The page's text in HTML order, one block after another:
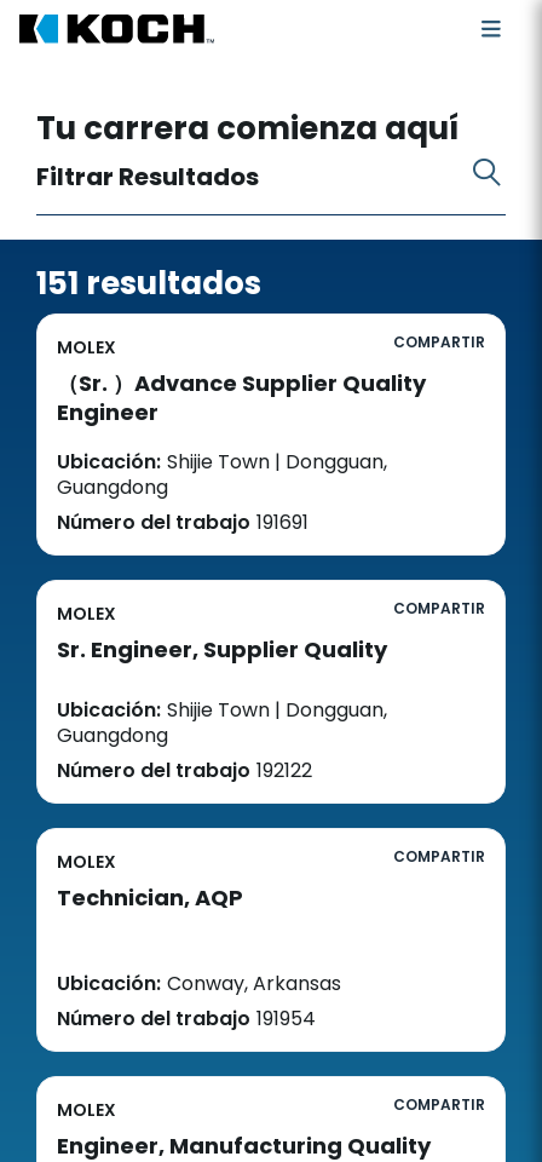
Tu carrera comienza aquí
Filtrar Resultados
151 resultados
MOLEX COMPARTIR
（Sr. ）Advance Supplier Quality
Engineer
Ubicación: Shijie Town | Dongguan,
Guangdong
Número del trabajo 191691
MOLEX COMPARTIR
Sr. Engineer, Supplier Quality
Ubicación: Shijie Town | Dongguan,
Guangdong
Número del trabajo 192122
MOLEX COMPARTIR
Technician, AQP
Ubicación: Conway, Arkansas
Número del trabajo 191954
MOLEX COMPARTIR
Engineer, Manufacturing Quality